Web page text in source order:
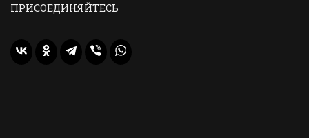
ПРИСОЕДИНЯЙТЕСЬ